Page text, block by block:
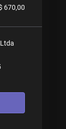
670,00